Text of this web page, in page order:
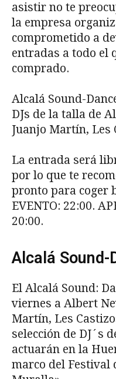
asistir no te
la empresa
comprometido a
entradas a todo el
comprado.
Alcalá Sound-
DJs de la talla de
Juanjo Martín, Les
La entrada será
por lo que te
pronto para coger
EVENTO: 22:00.
20:00.
Alcalá Sound-
El Alcalá Sound:
viernes a Albert
Martín, Les
selección de DJ´s
actuarán en la
marco del Festival